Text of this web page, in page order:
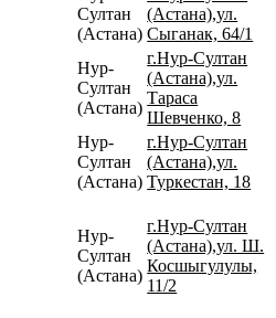
Султан
(Астана)
(Астана),ул.
Сыганак, 64/1
Нур-
Султан
(Астана)
г.Нур-Султан
(Астана),ул.
Тараса
Шевченко, 8
Нур-
Султан
(Астана)
г.Нур-Султан
(Астана),ул.
Туркестан, 18
Нур-
Султан
(Астана)
г.Нур-Султан
(Астана),ул. Ш.
Косшыгулулы,
11/2